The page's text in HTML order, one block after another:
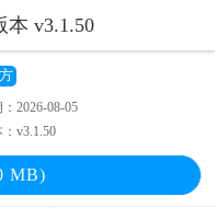
本 v3.1.50
：2026-08-05
：v3.1.50
MB)